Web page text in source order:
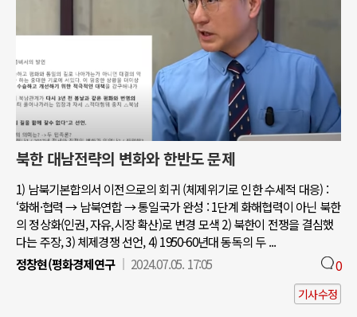
북한 대남전략의 변화와 한반도 문제
1) 남북기본합의서 이전으로의 회귀 (체제위기로 인한 수세적 대응) :
‘화해·협력 → 남북연합 → 통일국가 완성 : 1단계 화해협력이 아닌 북한
의 정상화(인권, 자유,시장 확산)로 변경 모색 2) 북한이 전쟁을 결심했
다는 주장, 3) 체제경쟁 선언, 4) 1950-60년대 동독의 두 ...
정창현(평화경제연구
2024.07.05. 17:05 0
기사수정